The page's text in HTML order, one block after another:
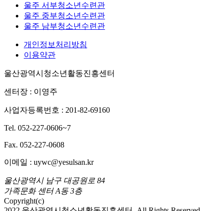
울주 서부청소년수련관
울주 중부청소년수련관
울주 남부청소년수련관
개인정보처리방침
이용약관
울산광역시청소년활동진흥센터
센터장 : 이영주
사업자등록번호 : 201-82-69160
Tel. 052-227-0606~7
Fax. 052-227-0608
이메일 : uywc@yesulsan.kr
울산광역시 남구 대공원로 84
가족문화 센터 A동 3층
Copyright(c)